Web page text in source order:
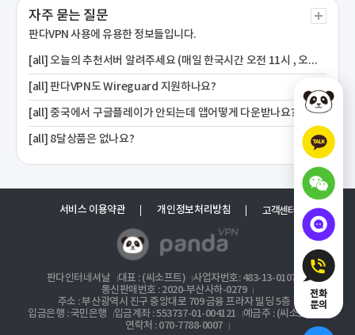
자주 묻는 질문
판다VPN 사용에 유용한 정보들입니다.
[all] 오늘의 추천서버 알려주세요 (매일 한국시간 오전 11시 , 오후 6시 새로 올려드립니다)
[all] 판다VPN도 Wireguard 지원하나요?
[all] 중국에서 구글플레이가 안되는데 앱어떻게 다운받나요?
[all] 8달상품은 없나요?
전화
문의
서비스 이용약관 개인정보처리방침 고객센터
판다인터네셔날 대표 : (씨소프트)
사업자번호: 483-13-01072
통신판매번호 : 2020-부산사하-0279
주소 : 부산광역시 진구 중앙대로 709 금융 프라자 빌딩 5층
입금은행 : 국민은행
입금계좌 : 553737-01-004121
예금주 : (씨소프트)
연락처 : 070-7788-0007